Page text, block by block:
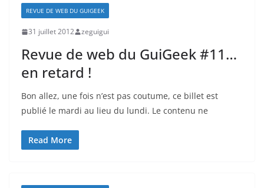
REVUE DE WEB DU GUIGEEK
31 juillet 2012 zeguigui
Revue de web du GuiGeek #11…
en retard !
Bon allez, une fois n’est pas coutume, ce billet est
publié le mardi au lieu du lundi. Le contenu ne
Read More